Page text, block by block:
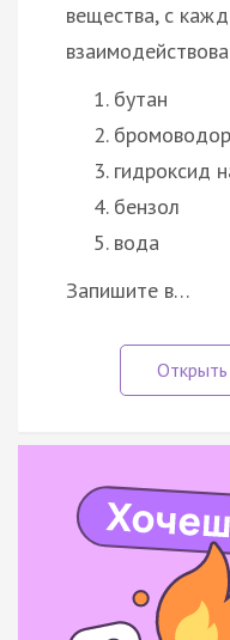
вещества, с
бутан
гидроксид
бензол
вода
Запишите в…